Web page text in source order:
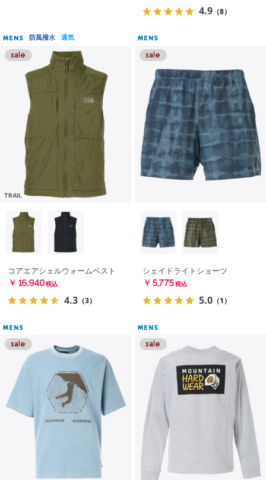
4.9 （8）
MENS 防風撥水 通気
TRAIL
コアエアシェルウォームベスト
￥16,940 税込
4.3 （3）
MENS
シェイドライトショーツ
￥5,775 税込
5.0 （1）
MENS MENS